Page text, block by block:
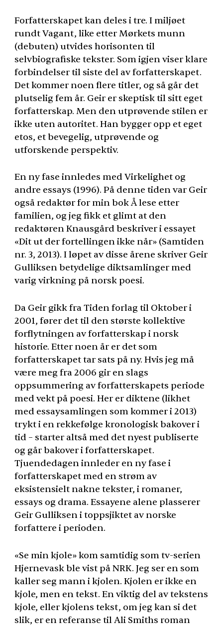
Forfatterskapet kan deles i tre. I miljøet
rundt Vagant, like etter Mørkets munn
(debuten) utvides horisonten til
selvbiografiske tekster. Som igjen viser klare
forbindelser til siste del av forfatterskapet.
Det kommer noen flere titler, og så går det
plutselig fem år. Geir er skeptisk til sitt eget
forfatterskap. Men den utprøvende stilen er
ikke uten autoritet. Han bygger opp et eget
etos, et bevegelig, utprøvende og
utforskende perspektiv.
En ny fase innledes med Virkelighet og
andre essays (1996). På denne tiden var Geir
også redaktør for min bok Å lese etter
familien, og jeg fikk et glimt at den
redaktøren Knausgård beskriver i essayet
«Dit ut der fortellingen ikke når» (Samtiden
nr. 3, 2013). I løpet av disse årene skriver Geir
Gulliksen betydelige diktsamlinger med
varig virkning på norsk poesi.
Da Geir gikk fra Tiden forlag til Oktober i
2001, fører det til den største kollektive
forflytningen av forfatterskap i norsk
historie. Etter noen år er det som
forfatterskapet tar sats på ny. Hvis jeg må
være meg fra 2006 gir en slags
oppsummering av forfatterskapets periode
med vekt på poesi. Her er diktene (likhet
med essaysamlingen som kommer i 2013)
trykt i en rekkefølge kronologisk bakover i
tid – starter altså med det nyest publiserte
og går bakover i forfatterskapet.
Tjuendedagen innleder en ny fase i
forfatterskapet med en strøm av
eksistensielt nakne tekster, i romaner,
essays og drama. Essayene alene plasserer
Geir Gulliksen i toppsjiktet av norske
forfattere i perioden.
«Se min kjole» kom samtidig som tv-serien
Hjernevask ble vist påNRK. Jeg ser en som
kaller seg mann i kjolen. Kjolen er ikke en
kjole, men en tekst. En viktig del av tekstens
kjole, eller kjolens tekst, om jeg kan si det
slik, er en referanse til Ali Smiths roman